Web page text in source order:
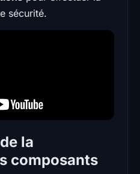
sécurité.
la
composants